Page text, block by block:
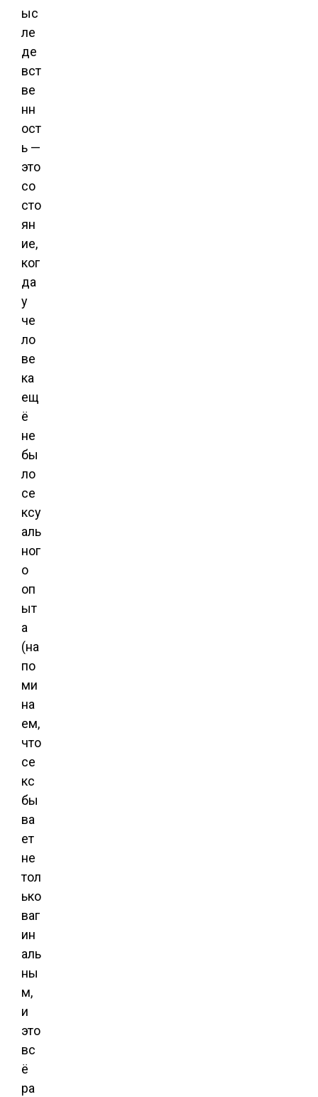
ыс
ле
де
вст
ве
нн
ост
ь —
это
со
сто
ян
ие,
ког
да
у
че
ло
ве
ка
ещ
ё
не
бы
ло
се
ксу
аль
ног
о
оп
ыт
а
(на
по
ми
на
ем,
что
се
кс
бы
ва
ет
не
тол
ько
ваг
ин
аль
ны
м,
и
это
вс
ё
ра